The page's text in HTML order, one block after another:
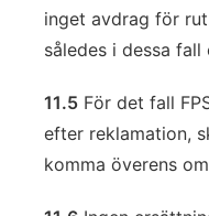
inget avdrag för
således i dessa
11.5 För det fall
efter reklamation,
komma överens